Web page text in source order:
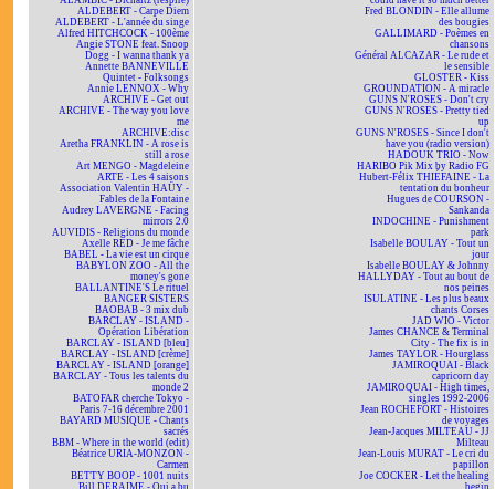
ALDEBERT - Carpe Diem
ALDEBERT - L'année du singe
Alfred HITCHCOCK - 100ème
Angie STONE feat. Snoop
Dogg - I wanna thank ya
Annette BANNEVILLE
Quintet - Folksongs
Annie LENNOX - Why
ARCHIVE - Get out
ARCHIVE - The way you love
me
ARCHIVE:disc
Aretha FRANKLIN - A rose is
still a rose
Art MENGO - Magdeleine
ARTE - Les 4 saisons
Association Valentin HAÜY -
Fables de la Fontaine
Audrey LAVERGNE - Facing
mirrors 2.0
AUVIDIS - Religions du monde
Axelle RED - Je me fâche
BABEL - La vie est un cirque
BABYLON ZOO - All the
money's gone
BALLANTINE'S Le rituel
BANGER SISTERS
BAOBAB - 3 mix dub
BARCLAY - ISLAND -
Opération Libération
BARCLAY - ISLAND [bleu]
BARCLAY - ISLAND [crème]
BARCLAY - ISLAND [orange]
BARCLAY - Tous les talents du
monde 2
BATOFAR cherche Tokyo -
Paris 7-16 décembre 2001
BAYARD MUSIQUE - Chants
sacrés
BBM - Where in the world (edit)
Béatrice URIA-MONZON -
Carmen
BETTY BOOP - 1001 nuits
Bill DERAIME - Qui a bu
Fred BLONDIN - Elle allume
des bougies
GALLIMARD - Poèmes en
chansons
Général ALCAZAR - Le rude et
le sensible
GLOSTER - Kiss
GROUNDATION - A miracle
GUNS N'ROSES - Don't cry
GUNS N'ROSES - Pretty tied
up
GUNS N'ROSES - Since I don't
have you (radio version)
HADOUK TRIO - Now
HARIBO Pik Mix by Radio FG
Hubert-Félix THIÉFAINE - La
tentation du bonheur
Hugues de COURSON -
Sankanda
INDOCHINE - Punishment
park
Isabelle BOULAY - Tout un
jour
Isabelle BOULAY & Johnny
HALLYDAY - Tout au bout de
nos peines
ISULATINE - Les plus beaux
chants Corses
JAD WIO - Victor
James CHANCE & Terminal
City - The fix is in
James TAYLOR - Hourglass
JAMIROQUAI - Black
capricorn day
JAMIROQUAI - High times,
singles 1992-2006
Jean ROCHEFORT - Histoires
de voyages
Jean-Jacques MILTEAU - JJ
Milteau
Jean-Louis MURAT - Le cri du
papillon
Joe COCKER - Let the healing
begin